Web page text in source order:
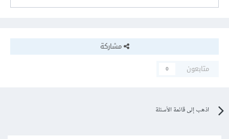
مشاركة
متابعون
0
اذهب إلى قائمة الأسئلة